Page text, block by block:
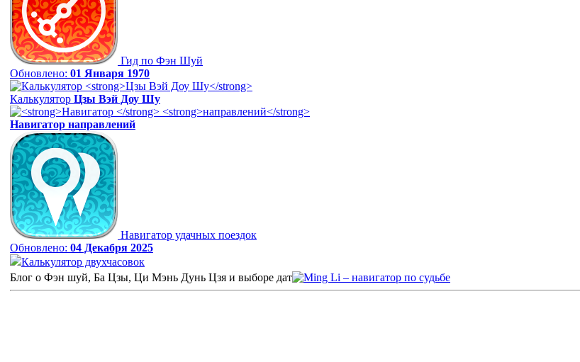
Гид по Фэн Шуй
Обновлено: 01 Января 1970
Калькулятор Цзы Вэй Доу Шу
Навигатор направлений
Навигатор удачных поездок
Обновлено: 04 Декабря 2025
Калькулятор двухчасовок
Блог о Фэн шуй, Ба Цзы, Ци Мэнь Дунь Цзя и выборе дат